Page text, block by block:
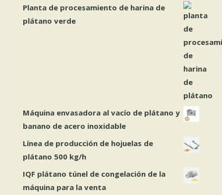
Planta de procesamiento de harina de
plátano verde
Máquina envasadora al vacío de plátano y
banano de acero inoxidable
Línea de producción de hojuelas de
plátano 500 kg/h
IQF plátano túnel de congelación de la
máquina para la venta